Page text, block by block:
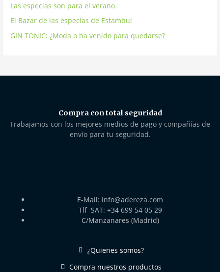
Las especias son para el verano.
El Bazar de las especias de Estambul
GIN TONIC: ¿Moda o ha venido para quedarse?
Compra con total seguridad
Trabajamos con los mejores medios de pago y compañías de
envío para tu seguridad.
E-Mail: info@adereza.com
Tlf SAT: +34 699 54 05 29
C/Manzanares (Madrid)
¿Quienes somos?
Compra nuestros productos